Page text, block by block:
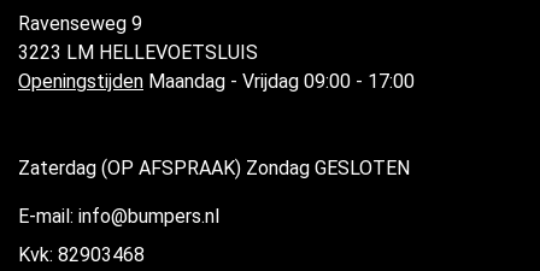
Ravenseweg 9
3223 LM HELLEVOETSLUIS
Openingstijden Maandag - Vrijdag 09:00 - 17:00
Zaterdag (OP AFSPRAAK) Zondag GESLOTEN
E-mail: info@bumpers.nl
Kvk: 82903468